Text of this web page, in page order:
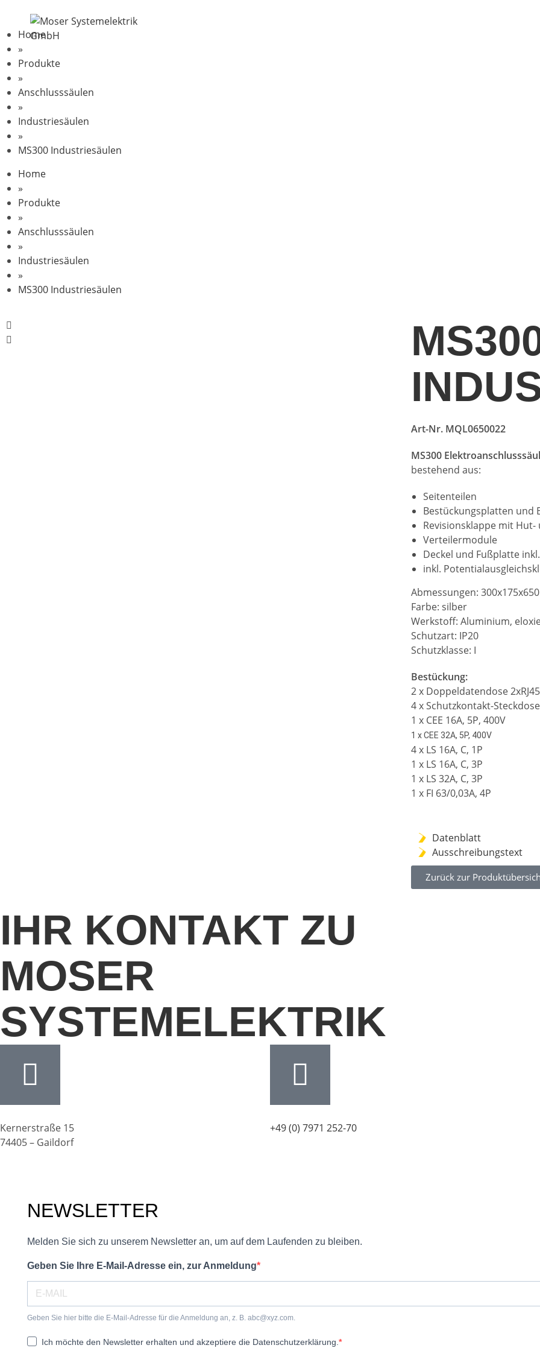
Home
»
Produkte
»
Anschlusssäulen
»
Industriesäulen
»
MS300 Industriesäulen
Home
»
Produkte
»
Anschlusssäulen
»
Industriesäulen
»
MS300 Industriesäulen
Art-Nr. MQL0650022
MS300
bestehend aus:
Seitenteilen
Bestückungsplatten und
Revisionsklappe mit Hut-
Verteilermodule
Deckel und Fußplatte
inkl.
Abmessungen:
Farbe: silber
Werkstoff: Aluminium,
Schutzart: IP20
Schutzklasse: I
Bestückung:
2 x Doppeldatendose
4 x Schutzkontakt-
1 x CEE 16A, 5P, 400V
1 x CEE 32A, 5P, 400V
4 x LS 16A, C, 1P
1 x LS 16A, C, 3P
1 x LS 32A, C, 3P
1 x FI 63/0,03A, 4P
Datenblatt
Ausschreibungstext
Zurück zur
IHR KONTAKT ZU
MOSER
SYSTEMELEKTRIK
Kernerstraße 15
74405 – Gaildorf
+49 (0) 7971 252-70
NEWSLETTER
Melden Sie sich zu unserem Newsletter an, um auf dem Laufenden zu bleiben.
Geben Sie Ihre E-Mail-Adresse ein, zur Anmeldung
Geben Sie hier bitte die E-Mail-Adresse für die Anmeldung an, z. B. abc@xyz.com.
Ich möchte den Newsletter erhalten und akzeptiere die Datenschutzerklärung.